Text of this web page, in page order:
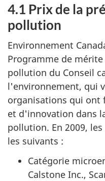
4.1 Prix de la
pollution
Environnement
Programme de
pollution du Conseil
l'environnement, qui
organisations qui ont
et d'innovation dans
pollution. En 2009,
les suivants :
Catégorie
Calstone Inc.,